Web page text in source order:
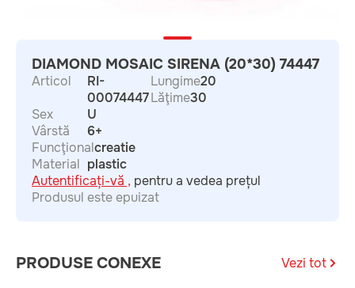
DIAMOND MOSAIC SIRENA (20*30) 74447
Articol
RI-
00074447
Sex
U
Vârstă
6+
Funcţionalcreatie
Material plastic
Lungime20
Lăţime30
Autentificați-vă , pentru a vedea prețul
Produsul este epuizat
PRODUSE CONEXE Vezi tot